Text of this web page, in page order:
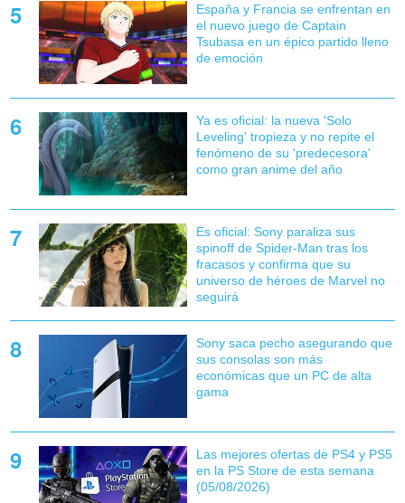
España y Francia se enfrentan en
el nuevo juego de Captain
Tsubasa en un épico partido lleno
de emoción
Ya es oficial: la nueva 'Solo
Leveling' tropieza y no repite el
fenómeno de su 'predecesora'
como gran anime del año
Es oficial: Sony paraliza sus
spinoff de Spider-Man tras los
fracasos y confirma que su
universo de héroes de Marvel no
seguirá
Sony saca pecho asegurando que
sus consolas son más
económicas que un PC de alta
gama
Las mejores ofertas de PS4 y PS5
en la PS Store de esta semana
(05/08/2026)